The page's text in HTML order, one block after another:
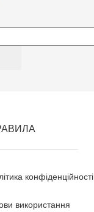
конфіденційності
використання